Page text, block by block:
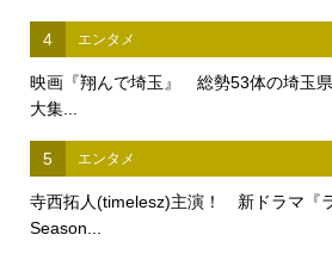
4 エンタメ
映画『翔んで埼玉』 総勢53体の埼玉
大集...
5 エンタメ
寺西拓人(timelesz)主演！ 新ドラマ『
Season...